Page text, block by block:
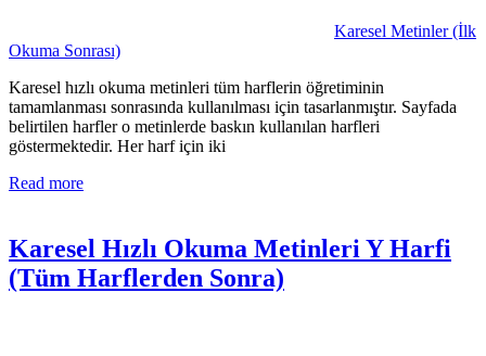
Karesel Metinler (İlk
Okuma Sonrası)
Karesel hızlı okuma metinleri tüm harflerin öğretiminin
tamamlanması sonrasında kullanılması için tasarlanmıştır. Sayfada
belirtilen harfler o metinlerde baskın kullanılan harfleri
göstermektedir. Her harf için iki
Read more
Karesel Hızlı Okuma Metinleri Y Harfi
(Tüm Harflerden Sonra)